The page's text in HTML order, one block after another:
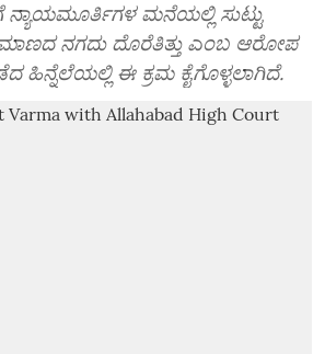
ನ್ಯಾಯಮೂರ್ತಿಗಳ ಮನೆಯಲ್ಲಿ ಸುಟ್ಟು
ನಗದು ದೊರೆತಿತ್ತು ಎಂಬ ಆರೋಪ
ಹಿನ್ನೆಲೆಯಲ್ಲಿ ಈ ಕ್ರಮ ಕೈಗೊಳ್ಳಲಾಗಿದೆ.